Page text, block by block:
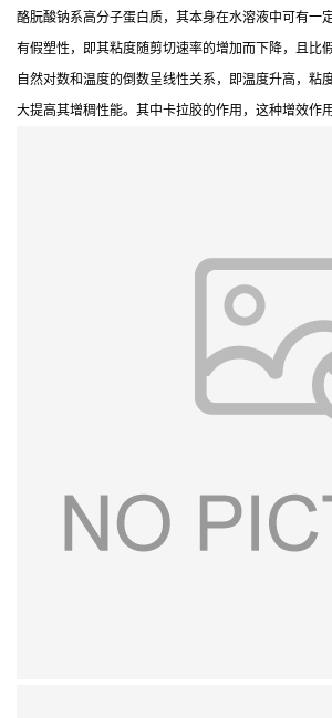
酪朊酸钠系高分子蛋白质，其本身在水溶液中可有一
有假塑性，即其粘度随剪切速率的增加而下降，且比
自然对数和温度的倒数呈线性关系，即温度升高，
大提高其增稠性能。其中卡拉胶的作用，这种增效作